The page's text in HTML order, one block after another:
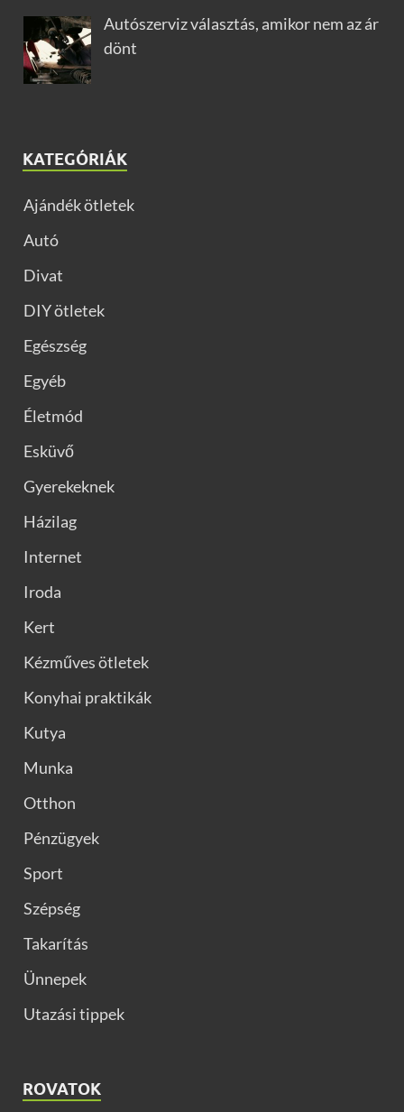
Autószerviz választás, amikor nem az ár
dönt
KATEGÓRIÁK
Ajándék ötletek
Autó
Divat
DIY ötletek
Egészség
Egyéb
Életmód
Esküvő
Gyerekeknek
Házilag
Internet
Iroda
Kert
Kézműves ötletek
Konyhai praktikák
Kutya
Munka
Otthon
Pénzügyek
Sport
Szépség
Takarítás
Ünnepek
Utazási tippek
ROVATOK